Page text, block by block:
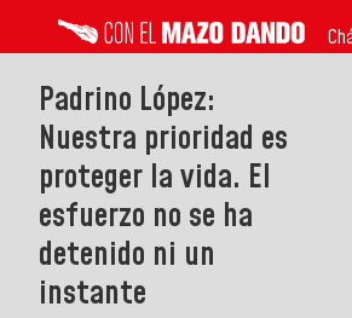
Padrino López:
Nuestra prioridad es
proteger la vida. El
esfuerzo no se ha
detenido ni un
instante